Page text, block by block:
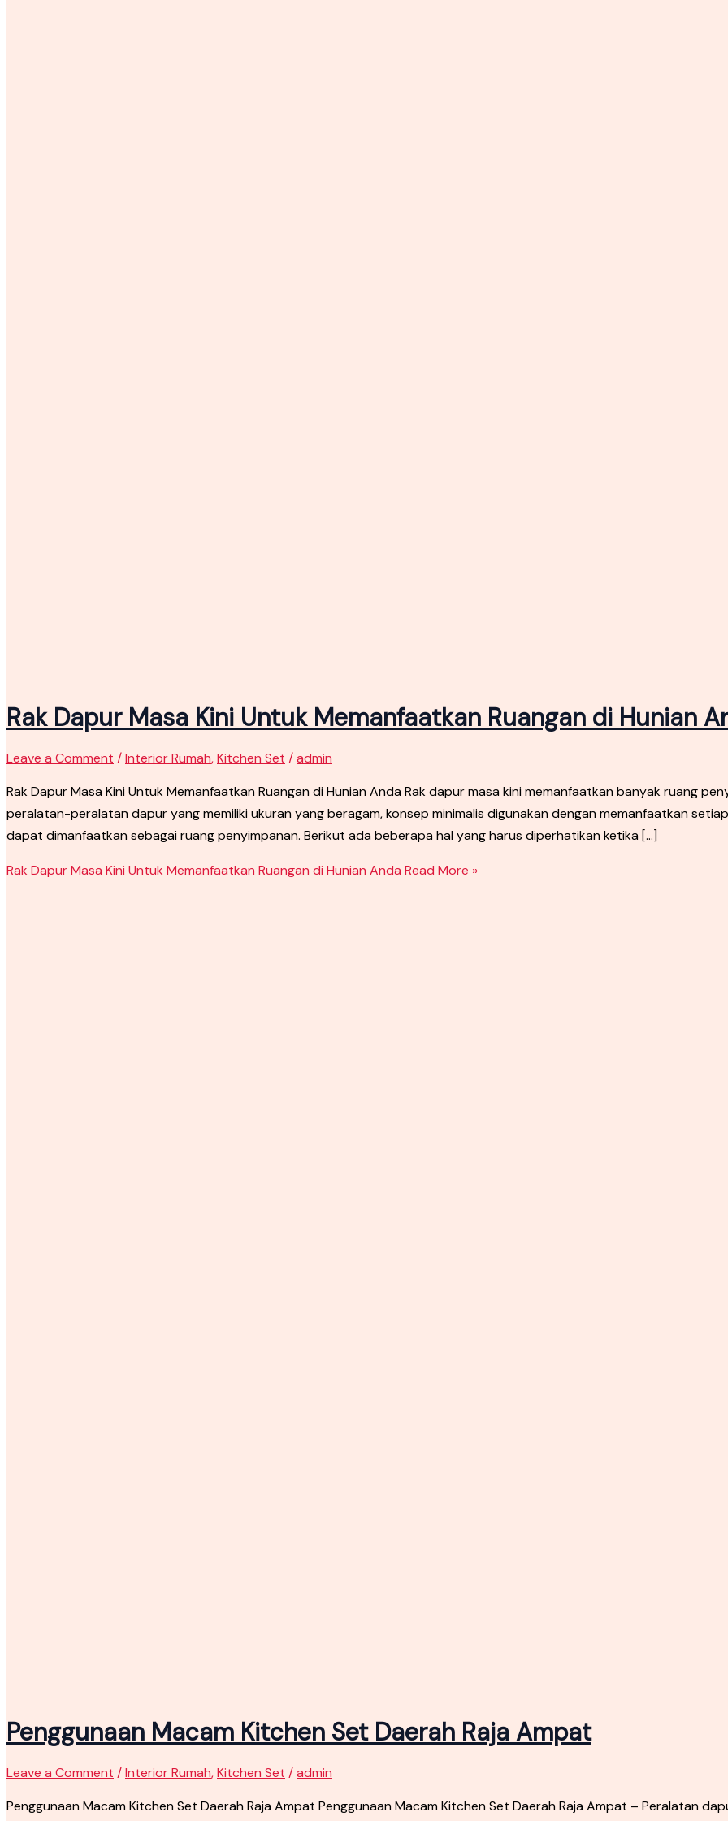
Rak Dapur Masa Kini Untuk Memanfaatkan Ruangan di Hunian
Leave a Comment /Interior Rumah,Kitchen Set /admin
Rak Dapur Masa Kini Untuk Memanfaatkan Ruangan di Hunian Anda Rak dapur masa kini memanfaatkan banyak ruang
peralatan-peralatan dapur yang memiliki ukuran yang beragam, konsep minimalis digunakan dengan memanfaatkan
dapat dimanfaatkan sebagai ruang penyimpanan. Berikut ada beberapa hal yang harus diperhatikan ketika […]
Rak Dapur Masa Kini Untuk Memanfaatkan Ruangan di Hunian Anda Read More »
Penggunaan Macam Kitchen Set Daerah Raja Ampat
Leave a Comment /Interior Rumah,Kitchen Set /admin
Penggunaan Macam Kitchen Set Daerah Raja Ampat Penggunaan Macam Kitchen Set Daerah Raja Ampat – Peralatan